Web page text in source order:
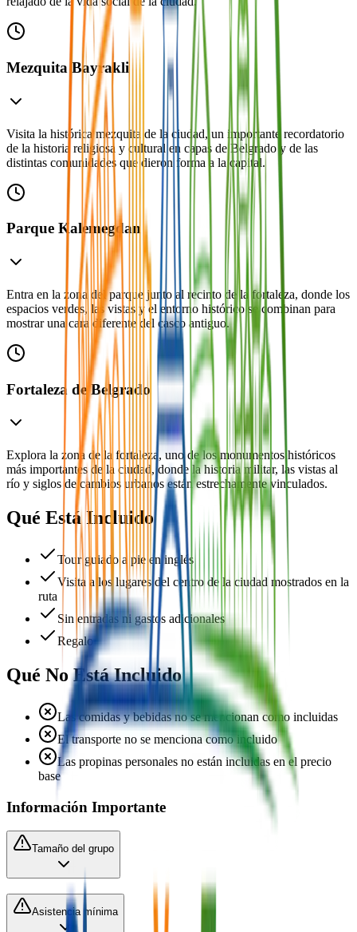
Mezquita Bayrakli
Visita la histórica mezquita de la ciudad, un importante recordatorio
de la historia religiosa y cultural en capas de Belgrado y de las
distintas comunidades que dieron forma a la capital.
Parque Kalemegdan
Entra en la zona del parque junto al recinto de la fortaleza, donde los
espacios verdes, las vistas y el entorno histórico se combinan para
mostrar una cara diferente del casco antiguo.
Fortaleza de Belgrado
Explora la zona de la fortaleza, uno de los monumentos históricos
más importantes de la ciudad, donde la historia militar, las vistas al
río y siglos de cambios urbanos están estrechamente vinculados.
Qué Está Incluido
Tour guiado a pie en inglés
Visita a los lugares del centro de la ciudad mostrados en la
ruta
Sin entradas ni gastos adicionales
Regalo
Qué No Está Incluido
Las comidas y bebidas no se mencionan como incluidas
El transporte no se menciona como incluido
Las propinas personales no están incluidas en el precio
base
Información Importante
Tamaño del grupo
Asistencia mínima